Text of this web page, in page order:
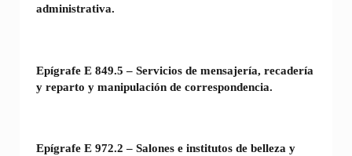
administrativa.
Epígrafe E 849.5 – Servicios de mensajería, recadería
y reparto y manipulación de correspondencia.
Epígrafe E 972.2 – Salones e institutos de belleza y